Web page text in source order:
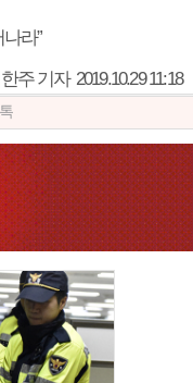
라”
주 기자 2019.10.29 11:18